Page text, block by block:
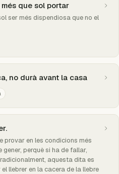
que sol portar
ser més dispendiosa que no el
no durà avant la casa
provar en les condicions més
gener, perquè si ha de fallar,
aquesta dita es
llebrer en la cacera de la llebre